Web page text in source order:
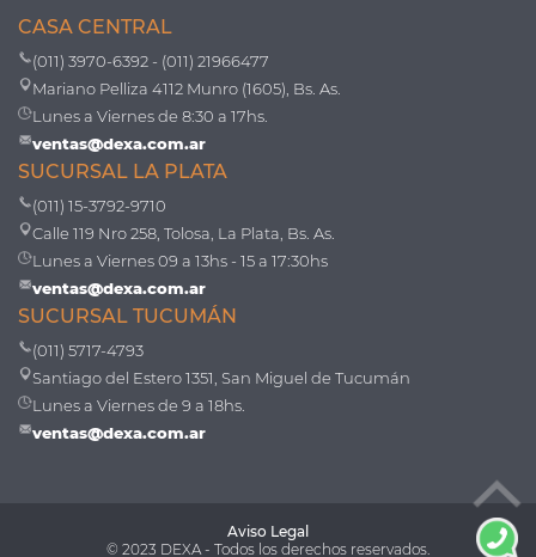
CASA CENTRAL
(011) 3970-6392 - (011) 21966477
Mariano Pelliza 4112 Munro (1605), Bs. As.
Lunes a Viernes de 8:30 a 17hs.
ventas@dexa.com.ar
SUCURSAL LA PLATA
(011) 15-3792-9710
Calle 119 Nro 258, Tolosa, La Plata, Bs. As.
Lunes a Viernes 09 a 13hs - 15 a 17:30hs
ventas@dexa.com.ar
SUCURSAL TUCUMÁN
(011) 5717-4793
Santiago del Estero 1351, San Miguel de Tucumán
Lunes a Viernes de 9 a 18hs.
ventas@dexa.com.ar
Aviso Legal
© 2023 DEXA - Todos los derechos reservados.